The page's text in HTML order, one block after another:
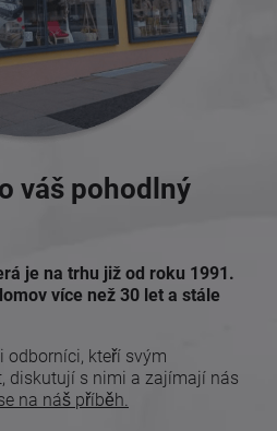
váš pohodlný
je na trhu již od roku 1991.
více než 30 let a stále
odborníci, kteří svým
diskutují s nimi a zajímají nás
na náš příběh.